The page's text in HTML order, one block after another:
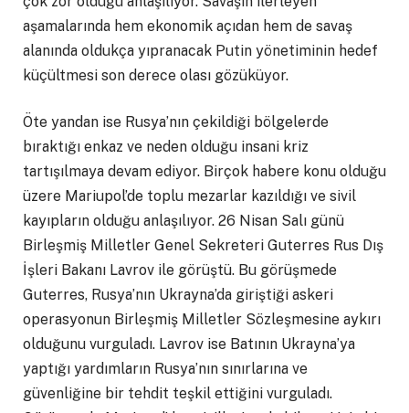
aşamalarında hem ekonomik açıdan hem de savaş
alanında oldukça yıpranacak Putin yönetiminin hedef
küçültmesi son derece olası gözüküyor.
Öte yandan ise Rusya’nın çekildiği bölgelerde
bıraktığı enkaz ve neden olduğu insani kriz
tartışılmaya devam ediyor. Birçok habere konu olduğu
üzere Mariupol’de toplu mezarlar kazıldığı ve sivil
kayıpların olduğu anlaşılıyor. 26 Nisan Salı günü
Birleşmiş Milletler Genel Sekreteri Guterres Rus Dış
İşleri Bakanı Lavrov ile görüştü. Bu görüşmede
Guterres, Rusya’nın Ukrayna’da giriştiği askeri
operasyonun Birleşmiş Milletler Sözleşmesine aykırı
olduğunu vurguladı. Lavrov ise Batının Ukrayna’ya
yaptığı yardımların Rusya’nın sınırlarına ve
güvenliğine bir tehdit teşkil ettiğini vurguladı.